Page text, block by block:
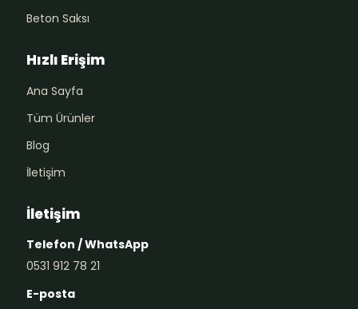
Beton Saksı
Hızlı Erişim
Ana Sayfa
Tüm Ürünler
Blog
İletişim
İletişim
Telefon / WhatsApp
0531 912 78 21
E-posta